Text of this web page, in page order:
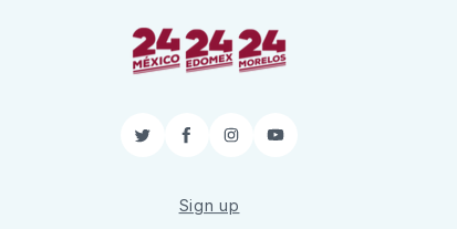
TwitterFacebook
InstagramYouTube
Sign up